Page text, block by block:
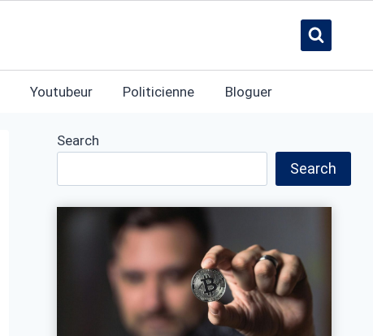
Youtubeur Politicienne Bloguer
Search
Search